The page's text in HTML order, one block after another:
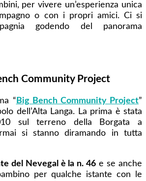
per vivere un’esperienza unica
o con i propri amici. Ci si
godendo del panorama
Community Project
“ Big Bench Community Project”
dell’Alta Langa. La prima è stata
sul terreno della Borgata a
si stanno diramando in tutta
del Nevegal è la n. 46 e se anche
per qualche istante con le